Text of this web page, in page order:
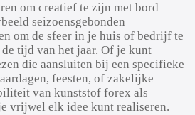
om creatief te zijn met bord
seizoensgebonden
om de sfeer in je huis of bedrijf te
tijd van het jaar. Of je kunt
die aansluiten bij een specifieke
feesten, of zakelijke
van kunststof forex als
vrijwel elk idee kunt realiseren.